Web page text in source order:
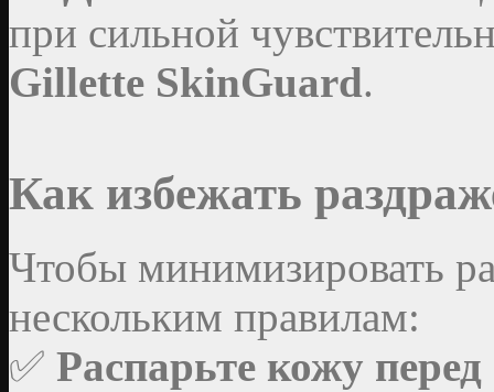
при сильной
Gillette SkinGuard.
Как избежать
Чтобы минимизировать
нескольким правилам:
✅ Распарьте кожу